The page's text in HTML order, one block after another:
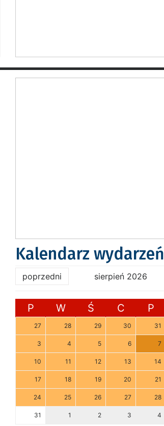
Kalendarz wydarzeń
poprzedni sierpień 2026
P W Ś C P
27 28 29 30 31
3 4 5 6 7
10 11 12 13 14
17 18 19 20 21
24 25 26 27 28
31 1 2 3 4